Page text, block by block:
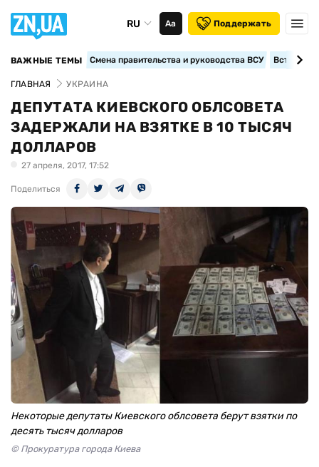
RU Аа Поддержать
ВАЖНЫЕ ТЕМЫ Смена правительства и руководства ВСУ
ГЛАВНАЯ УКРАИНА
ДЕПУТАТА КИЕВСКОГО ОБЛСОВЕТА
ЗАДЕРЖАЛИ НА ВЗЯТКЕ В 10 ТЫСЯЧ
ДОЛЛАРОВ
27 апреля, 2017, 17:52
Поделиться
Некоторые депутаты Киевского облсовета берут взятки по
десять тысяч долларов
© Прокуратура города Киева